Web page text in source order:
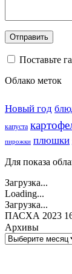
Поставьте
Облако меток
Новый год
капуста
пирожки плюшки
Для показа
Загрузка...
Loading...
Загрузка...
ПАСХА 2023 16
Архивы
Архивы